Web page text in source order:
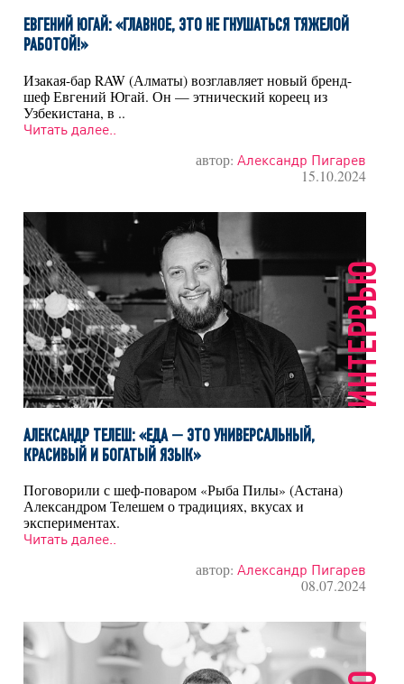
ЕВГЕНИЙ ЮГАЙ: «ГЛАВНОЕ, ЭТО НЕ ГНУШАТЬСЯ ТЯЖЕЛОЙ
РАБОТОЙ!»
Изакая-бар RAW (Алматы) возглавляет новый бренд-
шеф Евгений Югай. Он — этнический кореец из
Узбекистана, в ..
Читать далее..
автор: Александр Пигарев
15.10.2024
АЛЕКСАНДР ТЕЛЕШ: «ЕДА — ЭТО УНИВЕРСАЛЬНЫЙ,
КРАСИВЫЙ И БОГАТЫЙ ЯЗЫК»
Поговорили с шеф-поваром «Рыба Пилы» (Астана)
Александром Телешем о традициях, вкусах и
экспериментах.
Читать далее..
автор: Александр Пигарев
08.07.2024
ИНТЕРВЬЮ